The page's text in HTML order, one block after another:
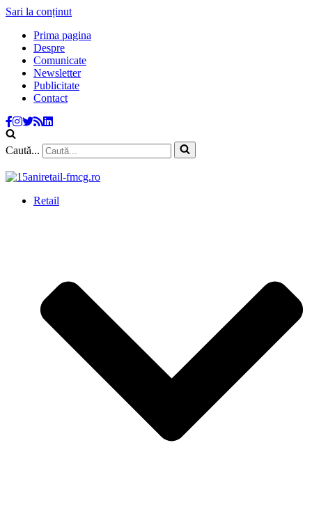
Sari la conținut
Prima pagina
Despre
Comunicate
Newsletter
Publicitate
Contact
Caută...
Retail